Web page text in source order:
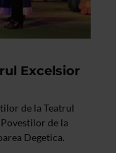
Excelsior
de la Teatrul
de la
Degetica.